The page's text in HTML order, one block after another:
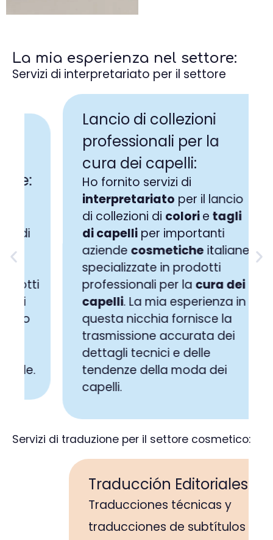
La mia esperienza nel settore:
Servizi di interpretariato per il settore
Lancio di collezioni
professionali per la
cura dei capelli:
Ho fornito servizi di
interpretariatoper il lancio
di collezioni dicolorietagli
di capelliper importanti
aziendecosmeticheitaliane
specializzate in prodotti
professionali per lacura dei
capelli. La mia esperienza in
questa nicchia fornisce la
trasmissione accurata dei
dettagli tecnici e delle
tendenze della moda dei
capelli.
Servizi di traduzione per il settore cosmetico:
Traducción Editoriales:
Traducciones técnicas y
traducciones de subtítulos